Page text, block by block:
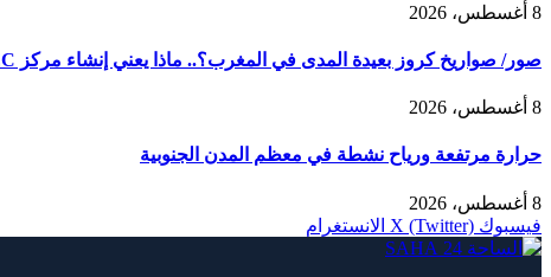
8 أغسطس، 2026
صور/ صواريخ كروز بعيدة المدى في المغرب؟.. ماذا يعني إنشاء مركز AMTEC العسكري الأمريكي في طانطان؟
8 أغسطس، 2026
حرارة مرتفعة ورياح نشطة في معظم المدن الجنوبية
8 أغسطس، 2026
فيسبوك X (Twitter) الانستغرام